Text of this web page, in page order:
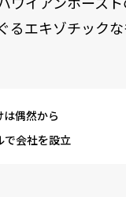
るエキゾチック
は偶然から
で会社を設立